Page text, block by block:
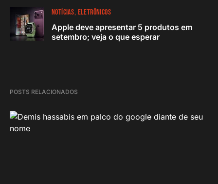
NOTÍCIAS ELETRÔNICOS
Apple deve apresentar 5 produtos em
setembro; veja o que esperar
POSTS RELACIONADOS